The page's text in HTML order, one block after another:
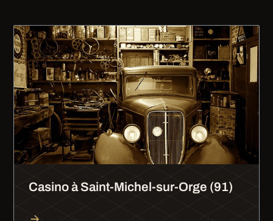
Casino à Saint-Michel-sur-Orge (91)